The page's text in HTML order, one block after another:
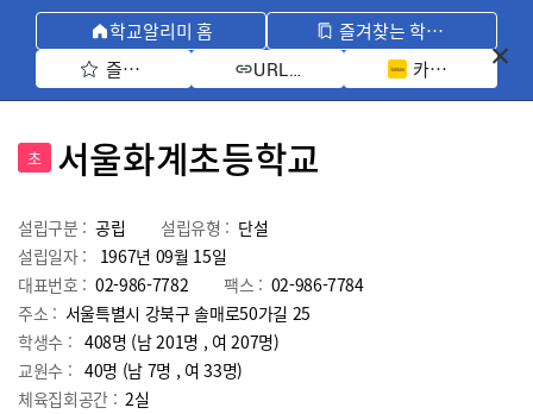
학교알리미 홈
즐겨찾는 학교 모아보기
즐겨찾기 선택
URL 복사 카카오톡 공유
초 서울화계초등학교
설립구분 : 공립 설립유형 : 단설
설립일자 :
1967년 09월 15일
대표번호 : 02-986-7782 팩스 : 02-986-7784
주소 : 서울특별시 강북구 솔매로50가길 25
학생수 : 408명 (남 201명 , 여 207명)
교원수 : 40명 (남 7명 , 여33명)
체육집회공간 : 2실